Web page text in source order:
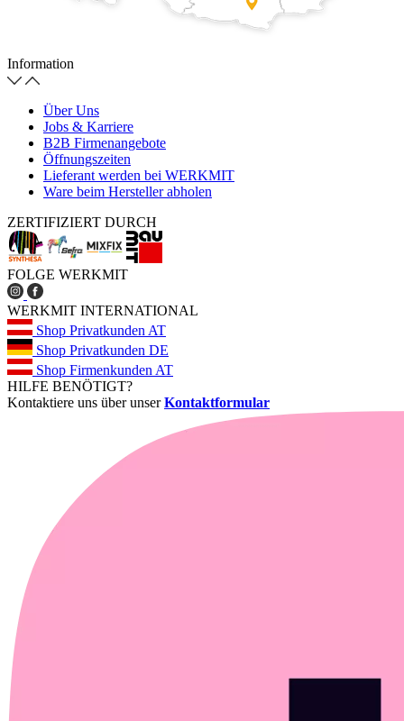
Information
Über Uns
Jobs & Karriere
B2B Firmenangebote
Öffnungszeiten
Lieferant werden bei WERKMIT
Ware beim Hersteller abholen
ZERTIFIZIERT DURCH
FOLGE WERKMIT
WERKMIT INTERNATIONAL
Shop Privatkunden AT
Shop Privatkunden DE
Shop Firmenkunden AT
HILFE BENÖTIGT?
Kontaktiere uns über unserKontaktformular